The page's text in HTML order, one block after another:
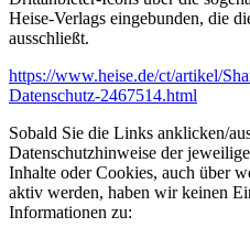
Heise-Verlags eingebunden, die
ausschließt.
https://www.heise.de/ct/artikel/
Datenschutz-2467514.html
Sobald Sie die Links anklicken/
Datenschutzhinweise der
Inhalte oder Cookies, auch über
aktiv werden, haben wir keinen
Informationen zu: